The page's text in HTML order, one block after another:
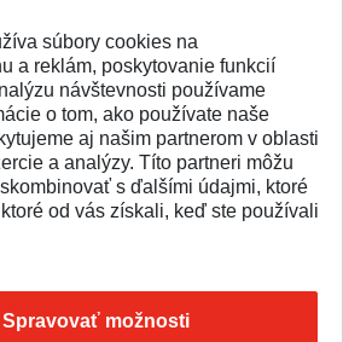
SPÄŤ NA VRCH
súbory cookies na
a reklám, poskytovanie funkcií
návštevnosti používame
o tom, ako používate naše
aj našim partnerom v oblasti
a analýzy. Títo partneri môžu
s ďalšími údajmi, ktoré
od vás získali, keď ste používali
Spravovať možnosti